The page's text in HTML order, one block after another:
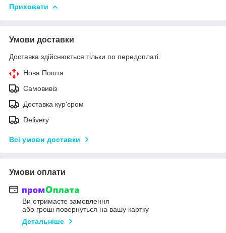
Приховати
Умови доставки
Доставка здійснюється тільки по передоплаті.
Нова Пошта
Самовивіз
Доставка кур'єром
Delivery
Всі умови доставки
Умови оплати
Ви отримаєте замовлення
або гроші повернуться на вашу картку
Детальніше